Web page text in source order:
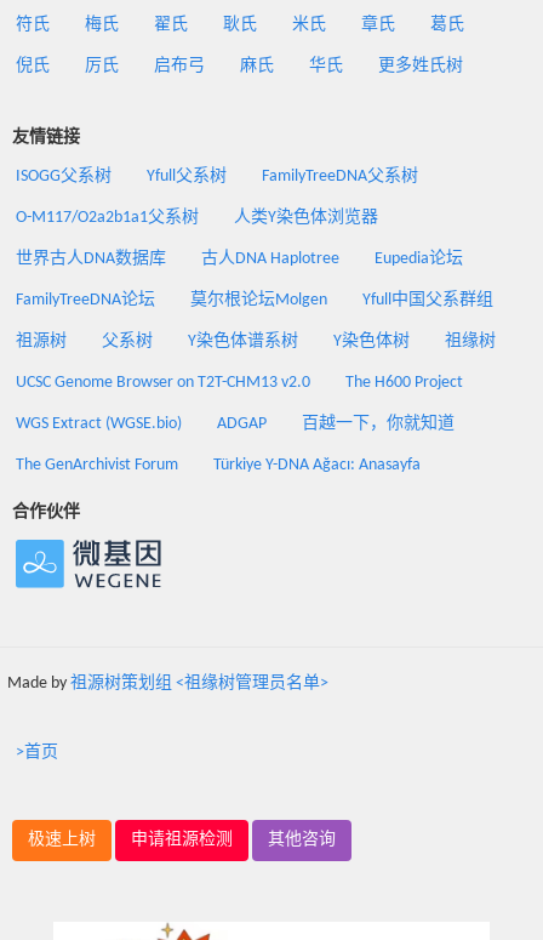
符氏 梅氏 翟氏 耿氏 米氏 章氏 葛氏
倪氏 厉氏 启布弓 麻氏 华氏 更多姓氏树
友情链接
ISOGG父系树 Yfull父系树 FamilyTreeDNA父系树
O-M117/O2a2b1a1父系树 人类Y染色体浏览器
世界古人DNA数据库 古人DNA Haplotree Eupedia论坛
FamilyTreeDNA论坛 莫尔根论坛Molgen Yfull中国父系群组
祖源树 父系树 Y染色体谱系树 Y染色体树 祖缘树
UCSC Genome Browser on T2T-CHM13 v2.0 The H600 Project
WGS Extract (WGSE.bio) ADGAP 百越一下，你就知道
The GenArchivist Forum Türkiye Y-DNA Ağacı: Anasayfa
合作伙伴
Made by 祖源树策划组 <祖缘树管理员名单>
>首页
极速上树 申请祖源检测 其他咨询